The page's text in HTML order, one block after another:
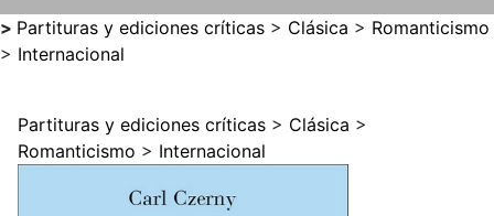
> Partituras y ediciones críticas > Clásica > Romanticismo
> Internacional
Partituras y ediciones críticas > Clásica >
Romanticismo > Internacional